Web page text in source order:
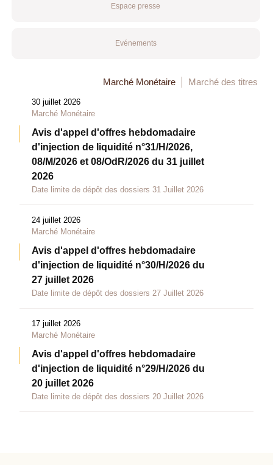
Espace presse
Evénements
Marché Monétaire Marché des titres
30 juillet 2026
Marché Monétaire
Avis d'appel d'offres hebdomadaire
d'injection de liquidité n°31/H/2026,
08/M/2026 et 08/OdR/2026 du 31 juillet
2026
Date limite de dépôt des dossiers 31 Juillet 2026
24 juillet 2026
Marché Monétaire
Avis d'appel d'offres hebdomadaire
d'injection de liquidité n°30/H/2026 du
27 juillet 2026
Date limite de dépôt des dossiers 27 Juillet 2026
17 juillet 2026
Marché Monétaire
Avis d'appel d'offres hebdomadaire
d'injection de liquidité n°29/H/2026 du
20 juillet 2026
Date limite de dépôt des dossiers 20 Juillet 2026